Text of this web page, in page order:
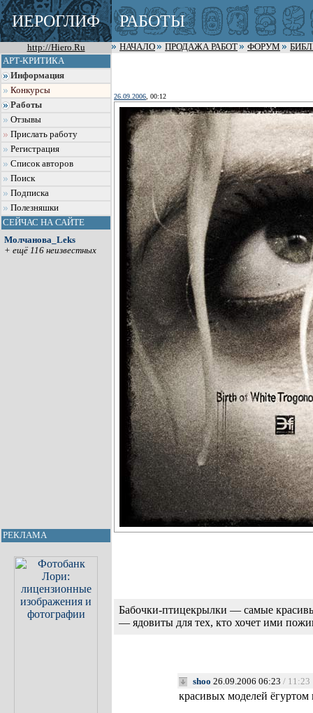
ИЕРОГЛИФ РАБОТЫ
http://Hiero.Ru НАЧАЛО ПРОДАЖА РАБОТ ФОРУМ
АРТ-КРИТИКА
Информация
Конкурсы
Работы
Отзывы
Прислать работу
Регистрация
Список авторов
Поиск
Подписка
Полезняшки
СЕЙЧАС НА САЙТЕ
Молчанова_Leks
+ ещё 116 неизвестных
РЕКЛАМА
26.09.2006 , 00:12
Бабочки-птицекрылки — самые
— ядовиты для тех, кто хочет ими
shoo 26.09.2006 06:23 / 11:23
красивых моделей